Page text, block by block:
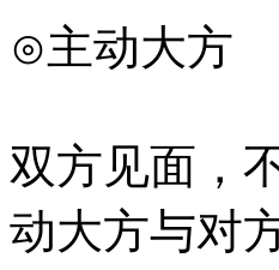
⊙主动大方
双方见面，
动大方与对